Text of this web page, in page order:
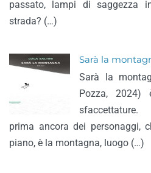
passato, lampi di saggezza
strada? (…)
Sarà la
Sarà la
Pozza,
prima ancora dei personaggi,
piano, è la montagna, luogo (…)